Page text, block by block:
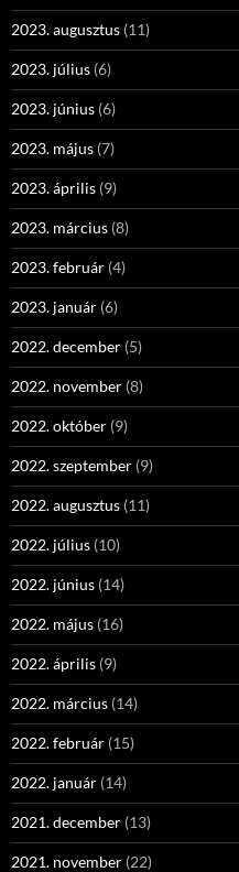
2023. augusztus (11)
2023. július (6)
2023. június (6)
2023. május (7)
2023. április (9)
2023. március (8)
2023. február (4)
2023. január (6)
2022. december (5)
2022. november (8)
2022. október (9)
2022. szeptember (9)
2022. augusztus (11)
2022. július (10)
2022. június (14)
2022. május (16)
2022. április (9)
2022. március (14)
2022. február (15)
2022. január (14)
2021. december (13)
2021. november (22)